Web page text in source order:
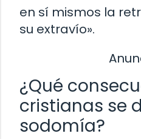
en sí mismos la
su extravío».
¿Qué
cristianas se
sodomía?